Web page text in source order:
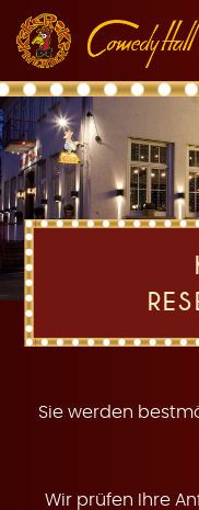
Hauptnavigation
Inhalt
Fußnavigation
K
a
r Sie werden
Wir prüfen Ihre